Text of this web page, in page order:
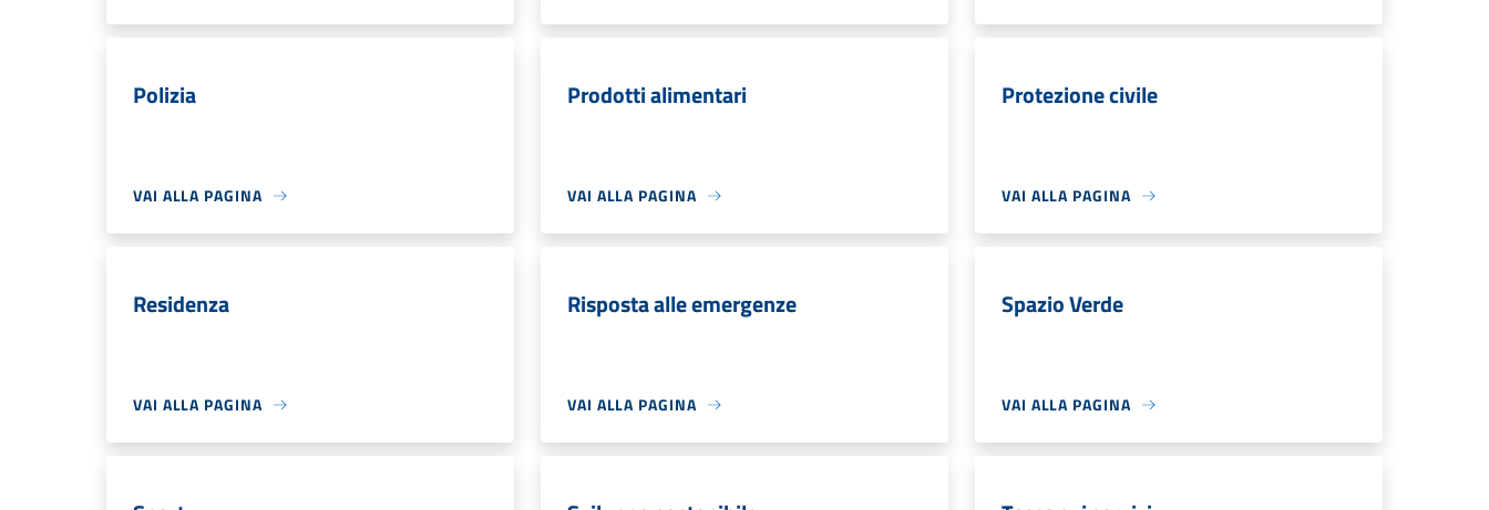
Polizia
VAI ALLA PAGINA
Prodotti alimentari
VAI ALLA PAGINA
Protezione civile
VAI ALLA PAGINA
Residenza
VAI ALLA PAGINA
Risposta alle emergenze
VAI ALLA PAGINA
Spazio Verde
VAI ALLA PAGINA